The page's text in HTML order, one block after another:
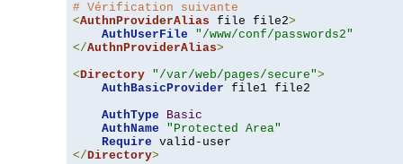
# Vérification suivante
<AuthnProviderAlias file file2>
AuthUserFile
"/www/conf/passwords2"
</AuthnProviderAlias>
<Directory "/var/web/pages/secure">
AuthBasicProvider file1 file2
AuthType
Basic
AuthName
"Protected Area"
Require
</Directory>